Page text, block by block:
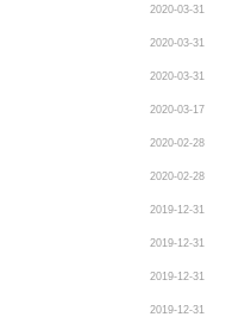
2020-03-31
2020-03-31
2020-03-31
2020-03-17
2020-02-28
2020-02-28
2019-12-31
2019-12-31
2019-12-31
2019-12-31